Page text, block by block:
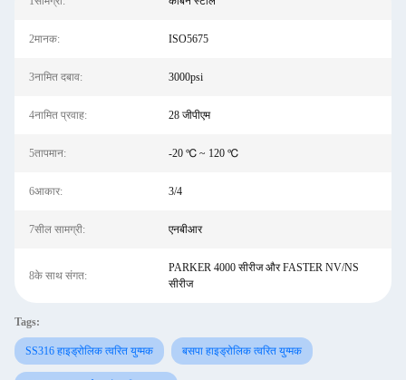
2मानक: ISO5675
3नामित दबाव: 3000psi
4नामित प्रवाह: 28 जीपीएम
5तापमान: -20 ℃ ~ 120 ℃
6आकार: 3/4
7सील सामग्री: एनबीआर
8के साथ संगत:
PARKER 4000 सीरीज और FASTER NV/NS
सीरीज
Tags:
SS316 हाइड्रोलिक त्वरित युग्मक बसपा हाइड्रोलिक त्वरित युग्मक